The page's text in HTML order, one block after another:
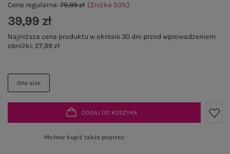
One size
Cena regularna:79,99 zł (Zniżka 50%)
39,99 zł
Najniższa cena produktu w okresie 30 dni przed wprowadzeniem
obniżki: 27,99 zł
DODAJ DO KOSZYKA
Możesz kupić także poprzez: